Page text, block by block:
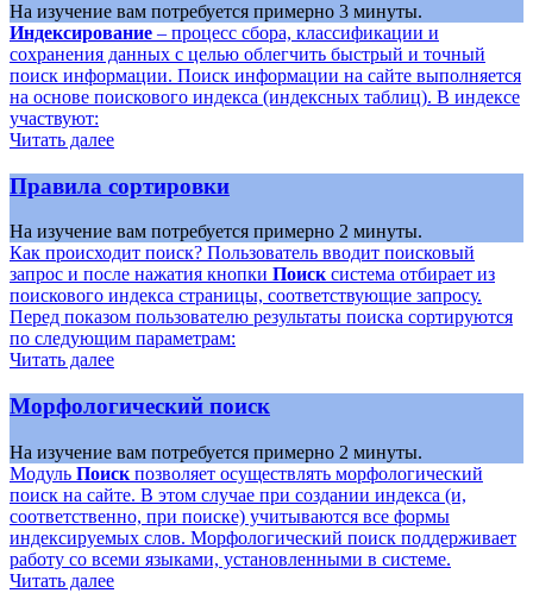
На изучение вам потребуется примерно 3 минуты.
Индексирование – процесс сбора, классификации и
сохранения данных с целью облегчить быстрый и точный
поиск информации. Поиск информации на сайте выполняется
на основе поискового индекса (индексных таблиц). В индексе
участвуют:
Читать далее
Правила сортировки
На изучение вам потребуется примерно 2 минуты.
Как происходит поиск? Пользователь вводит поисковый
запрос и после нажатия кнопки Поисксистема отбирает из
поискового индекса страницы, соответствующие запросу.
Перед показом пользователю результаты поиска сортируются
по следующим параметрам:
Читать далее
Морфологический поиск
На изучение вам потребуется примерно 2 минуты.
Модуль Поиск позволяет осуществлять морфологический
поиск на сайте. В этом случае при создании индекса (и,
соответственно, при поиске) учитываются все формы
индексируемых слов. Морфологический поиск поддерживает
работу со всеми языками, установленными в системе.
Читать далее